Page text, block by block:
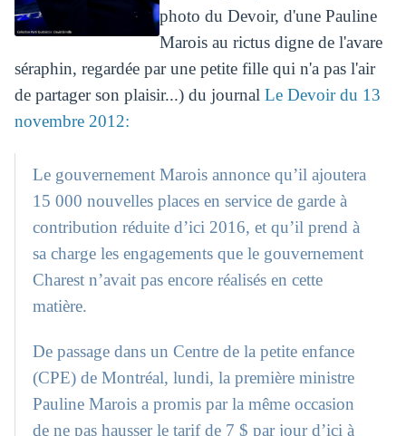
photo du Devoir, d'une Pauline
Marois au rictus digne de l'avare
séraphin, regardée par une petite fille qui n'a pas l'air
de partager son plaisir...) du journal Le Devoir du 13
novembre 2012:
Le gouvernement Marois annonce qu’il ajoutera
15 000 nouvelles places en service de garde à
contribution réduite d’ici 2016, et qu’il prend à
sa charge les engagements que le gouvernement
Charest n’avait pas encore réalisés en cette
matière.
De passage dans un Centre de la petite enfance
(CPE) de Montréal, lundi, la première ministre
Pauline Marois a promis par la même occasion
de ne pas hausser le tarif de 7 $ par jour d’ici à